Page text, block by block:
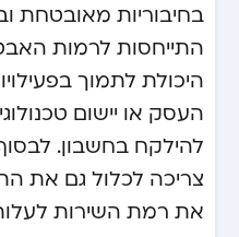
בחיבוריות מאובטחת
התייחסות לרמות
היכולת לתמוך
העסק או יישום
להילקח בחשבון.
צריכה לכלול גם את
את רמת השירות